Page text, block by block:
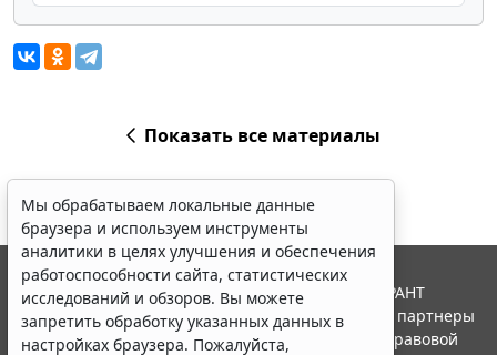
Показать все материалы
Мы обрабатываем локальные данные
браузера и используем инструменты
аналитики в целях улучшения и обеспечения
работоспособности сайта, статистических
исследований и обзоров. Вы можете
запретить обработку указанных данных в
настройках браузера. Пожалуйста,
© ООО "НПП "ГАРАНТ-СЕРВИС", 2026. Система ГАРАНТ
выпускается с 1990 года. Компания "Гарант" и ее партнеры
являются участниками Российской ассоциации правовой